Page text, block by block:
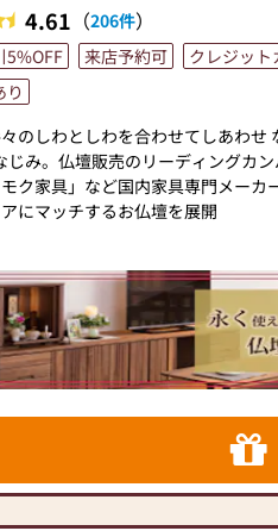
4.61 （206件）
5%OFF 来店予約可
クレジット
り
のしわとしわを合わせてしあわせ
じみ。仏壇販売のリーディングカ
ク家具」など国内家具専門メーカ
にマッチするお仏壇を展開
舗以上のスケールメリットと東証
親切・丁寧な説明と対応を心がけ、
、約3,000基のお墓を納めています
では、さまざまな供養（対話の場づ
ります。ご自身、ご家族にあった
とや、お困りのことなどございま
ご相談ください。店内にはお仏壇・
香・お念珠等、豊富にご用意してお
組み合わせの中からお客様に合っ